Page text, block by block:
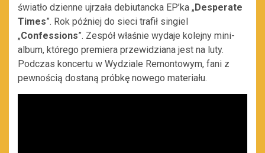
światło dzienne ujrzała debiutancka EP’ka „ Desperate
Times”. Rok później do sieci trafił singiel
„Confessions”. Zespół właśnie wydaje kolejny mini-
album, którego premiera przewidziana jest na luty.
Podczas koncertu w Wydziale Remontowym, fani z
pewnością dostaną próbkę nowego materiału.